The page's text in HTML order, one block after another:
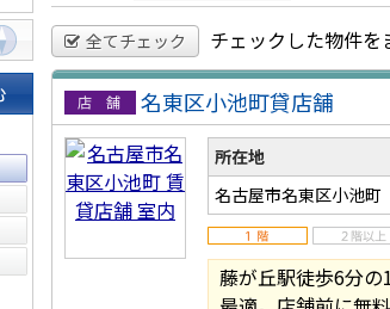
全てチェック チェックした物件を
賃貸店
舗
名東区⼩池町貸店舗
所在地
名古屋市名東区小池町
藤が丘駅徒歩6分